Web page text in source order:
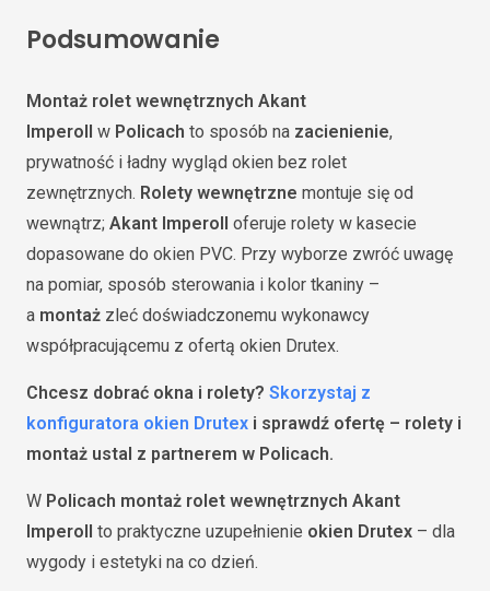
Podsumowanie
Montaż rolet wewnętrznych Akant
Imperoll w Policach to sposób na zacienienie,
prywatność i ładny wygląd okien bez rolet
zewnętrznych. Rolety wewnętrzne montuje się od
wewnątrz; Akant Imperoll oferuje rolety w kasecie
dopasowane do okien PVC. Przy wyborze zwróć uwagę
na pomiar, sposób sterowania i kolor tkaniny –
a montaż zleć doświadczonemu wykonawcy
współpracującemu z ofertą okien Drutex.
Chcesz dobrać okna i rolety? Skorzystaj z
konfiguratora okien Drutex i sprawdź ofertę – rolety i
montaż ustal z partnerem w Policach.
W Policach montaż rolet wewnętrznych Akant
Imperoll to praktyczne uzupełnienie okien Drutex – dla
wygody i estetyki na co dzień.